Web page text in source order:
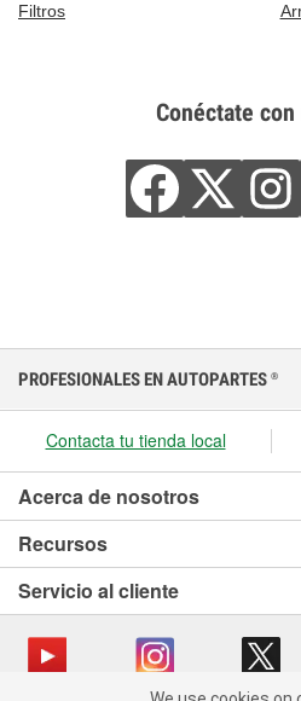
Filtros
Conéctate
PROFESIONALES EN AUTOPARTES ®
Contacta tu tienda local
Acerca de nosotros
Recursos
Servicio al cliente